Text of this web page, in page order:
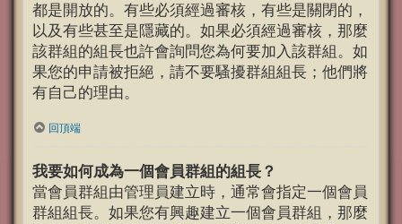
都是開放的。有些必須經過審核，有些是關閉的，
以及有些甚至是隱藏的。如果必須經過審核，那麼
該群組的組長也許會詢問您為何要加入該群組。如
果您的申請被拒絕，請不要騷擾群組組長；他們將
有自己的理由。
回頂端
我要如何成為一個會員群組的組長？
當會員群組由管理員建立時，通常會指定一個會員
群組組長。如果您有興趣建立一個會員群組，那麼